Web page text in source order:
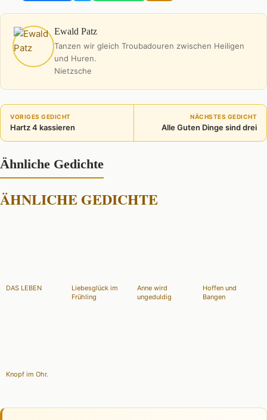
Ewald Patz
Tanzen wir gleich Troubadouren zwischen Heiligen
und Huren.
Nietzsche
VORIGES GEDICHT
Hartz 4 kassieren
NÄCHSTES GEDICHT
Alle Guten Dinge sind drei
Ähnliche Gedichte
ÄHNLICHE GEDICHTE
DAS LEBEN
Liebesglück im
Frühling
Anne wird
ungeduldig
Hoffen und
Bangen
Knopf im Ohr.